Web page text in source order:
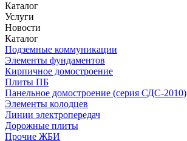
Каталог
Услуги
Новости
Каталог
Подземные коммуникации
Элементы фундаментов
Кирпичное домостроение
Плиты ПБ
Панельное домостроение (серия СДС-2010)
Элементы колодцев
Линии электропередач
Дорожные плиты
Прочие ЖБИ